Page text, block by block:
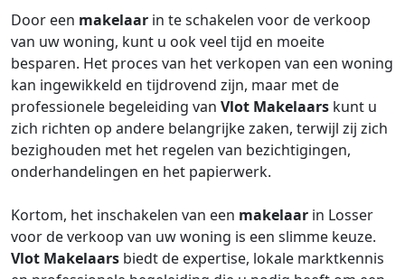
Door een makelaar in te schakelen voor de verkoop
van uw woning, kunt u ook veel tijd en moeite
besparen. Het proces van het verkopen van een woning
kan ingewikkeld en tijdrovend zijn, maar met de
professionele begeleiding van Vlot Makelaars kunt u
zich richten op andere belangrijke zaken, terwijl zij zich
bezighouden met het regelen van bezichtigingen,
onderhandelingen en het papierwerk.
Kortom, het inschakelen van een makelaar in Losser
voor de verkoop van uw woning is een slimme keuze.
Vlot Makelaars biedt de expertise, lokale marktkennis